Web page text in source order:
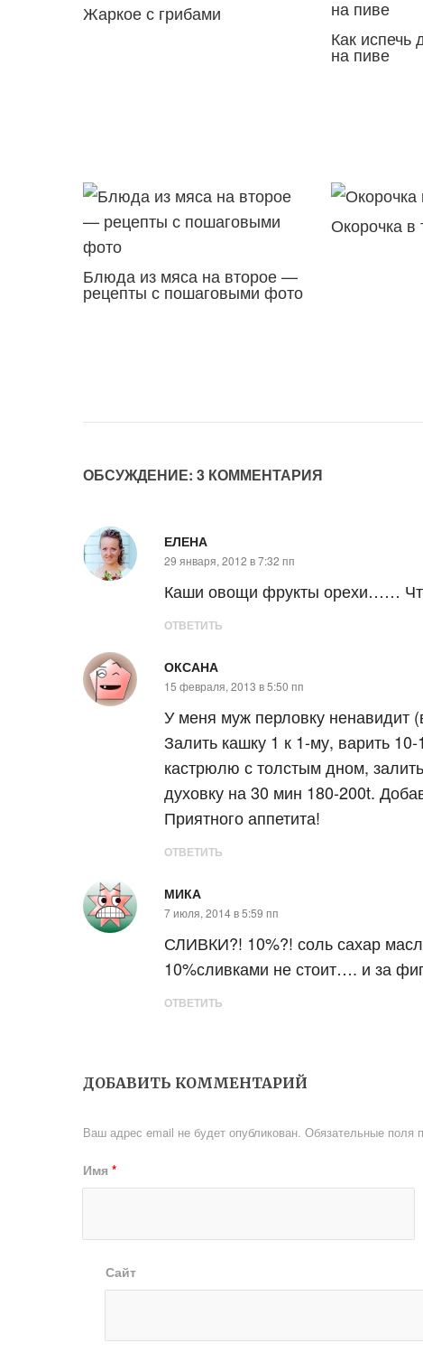
Жаркое с грибами
Как
на пиве
Блюда из мяса на второе —
рецепты с пошаговыми фото
Окорочка в
ОБСУЖДЕНИЕ: 3 КОММЕНТАРИЯ
ЕЛЕНА
29 января, 2012 в 7:32 пп
Каши овощи фрукты орехи……
ОТВЕТИТЬ
ОКСАНА
15 февраля, 2013 в 5:50 пп
У меня муж перловку ненавидит
Залить кашку 1 к 1-му, варить
кастрюлю с толстым дном,
духовку на 30 мин 180-200t.
Приятного аппетита!
ОТВЕТИТЬ
МИКА
7 июля, 2014 в 5:59 пп
СЛИВКИ?! 10%?! соль сахар
10%сливками не стоит…. и за
ОТВЕТИТЬ
ДОБАВИТЬ КОММЕНТАРИЙ
Ваш адрес email не будет опубликован. Обязательные поля
Имя *
Сайт